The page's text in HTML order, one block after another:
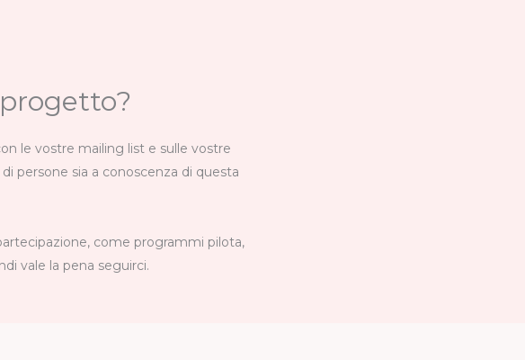
le vostre mailing list e sulle vostre
persone sia a conoscenza di questa
come programmi pilota,
vale la pena seguirci.